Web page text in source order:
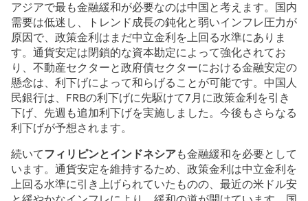
アジアで最も金融緩和が必要なのは中国と考えます。国内
需要は低迷し、トレンド成長の鈍化と弱いインフレ圧力が
原因で、政策金利はまだ中立金利を上回る水準にありま
す。通貨安定は閉鎖的な資本勘定によって強化されてお
り、不動産セクターと政府債セクターにおける金融安定の
懸念は、利下げによって和らげることが可能です。中国人
民銀行は、FRBの利下げに先駆けて7月に政策金利を引き
下げ、先週も追加利下げを実施しました。今後もさらなる
利下げが予想されます。
続いてフィリピンとインドネシアも金融緩和を必要として
います。通貨安定を維持するため、政策金利は中立金利を
上回る水準に引き上げられていたものの、最近の米ドル安